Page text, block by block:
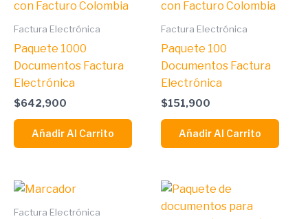
Factura Electrónica
Paquete 1000
Documentos Factura
Electrónica
$642,900
Añadir Al Carrito
Factura Electrónica
Paquete 100
Documentos Factura
Electrónica
$151,900
Añadir Al Carrito
Factura Electrónica